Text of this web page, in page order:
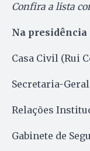
Confira a lista
Na presidência
Casa Civil (Rui
Secretaria-
Relações
Gabinete de